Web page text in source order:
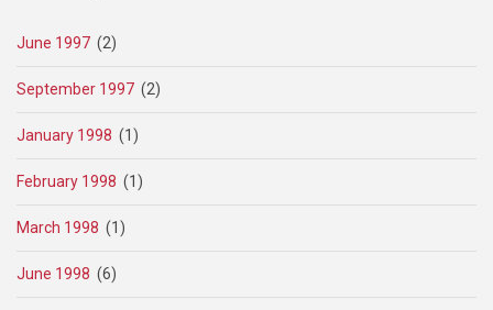
June 1997 (2)
September 1997 (2)
January 1998 (1)
February 1998 (1)
March 1998 (1)
June 1998 (6)